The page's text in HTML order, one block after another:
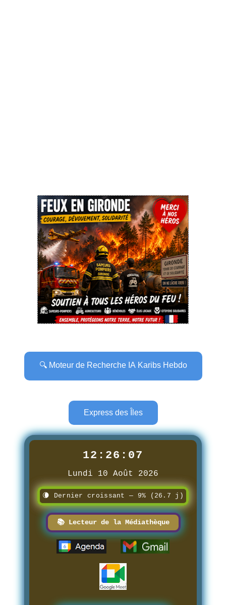
🔍 Moteur de Recherche IA Karibs Hebdo
Express des Îles
12:26:08
Lundi 10 Août 2026
🌘 Dernier croissant — 9% (26.7 j)
📚 Lecteur de la Médiathèque